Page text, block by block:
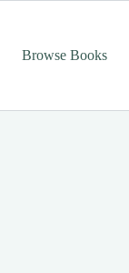
Browse Books